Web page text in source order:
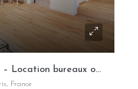
Le Jeûneurs – Paris 2 – Location bureaux opérés flexibles
France